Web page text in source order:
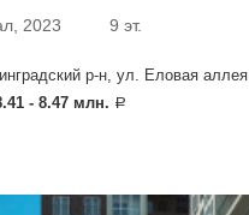
2023 9 эт.
р-н, ул. Еловая аллея
- 8.47 млн. a